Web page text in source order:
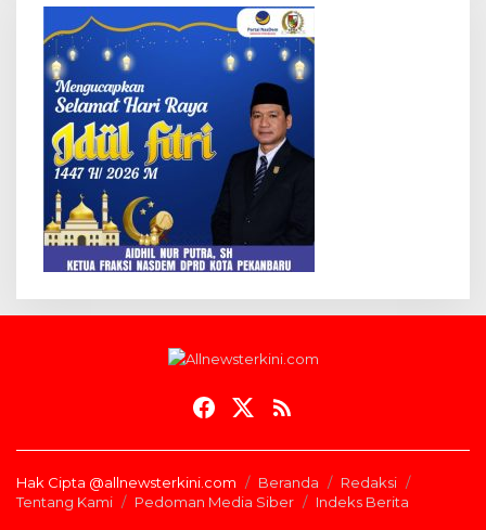
Hak Cipta @allnewsterkini.com Beranda
Redaksi
Tentang Kami
Pedoman Media Siber Indeks Berita